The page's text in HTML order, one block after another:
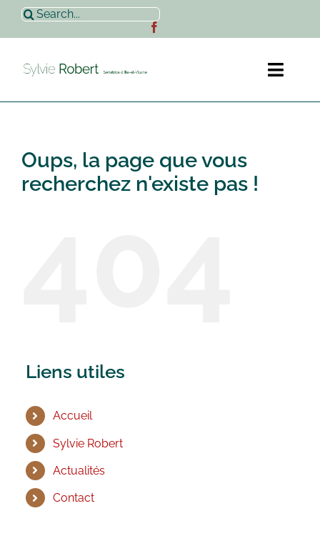
Passer
contenu
Rechercher:
Sylvie Robert
Oups, la page que vous
recherchez n'existe pas !
Liens utiles
Accueil
Sylvie Robert
Actualités
Contact